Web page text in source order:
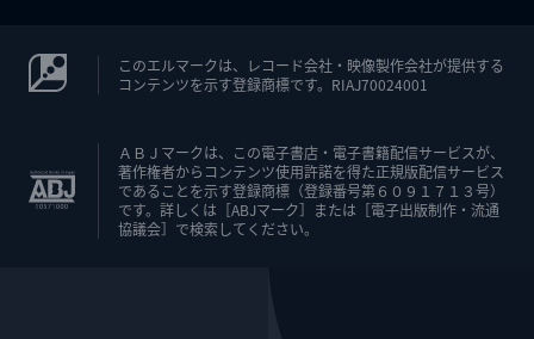
このエルマークは、レコード会社・映像製作会社が提供する
コンテンツを示す登録商標です。RIAJ70024001
ＡＢＪマークは、この電子書店・電子書籍配信サービスが、
著作権者からコンテンツ使用許諾を得た正規版配信サービス
であることを示す登録商標（登録番号第６０９１７１３号）
です。詳しくは［ABJマーク］または［電子出版制作・流通
協議会］で検索してください。